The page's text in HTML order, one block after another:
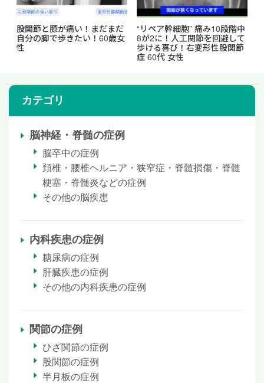
股関節と膝が痛い！まだまだ
自分の脚で歩きたい！60歳女
性
“リペア幹細胞” 痛み10段階中
8が2に！人工関節を回避して
歩ける喜び！右変形性股関節
症 60代 女性
カテゴリ
脳神経・脊髄の症例
脳卒中の症例
頚椎・腰椎ヘルニア・狭窄症・脊髄損傷・脊髄
梗塞・脊髄炎などの症例
その他の脳疾患
内科疾患の症例
糖尿病の症例
肝臓疾患の症例
その他の内科疾患の症例
関節の症例
ひざ関節の症例
股関節の症例
半月板の症例